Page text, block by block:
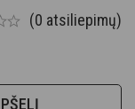
(0 atsiliepimų)